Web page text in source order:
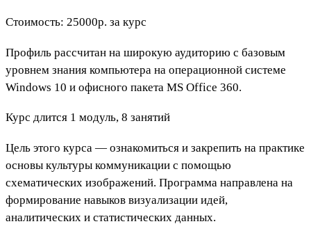
Стоимость: 25000р. за курс
Профиль рассчитан на широкую аудиторию с базовым
уровнем знания компьютера на операционной системе
Windows 10 и офисного пакета MS Office 360.
Курс длится 1 модуль, 8 занятий
Цель этого курса — ознакомиться и закрепить на практике
основы культуры коммуникации с помощью
схематических изображений. Программа направлена на
формирование навыков визуализации идей,
аналитических и статистических данных.